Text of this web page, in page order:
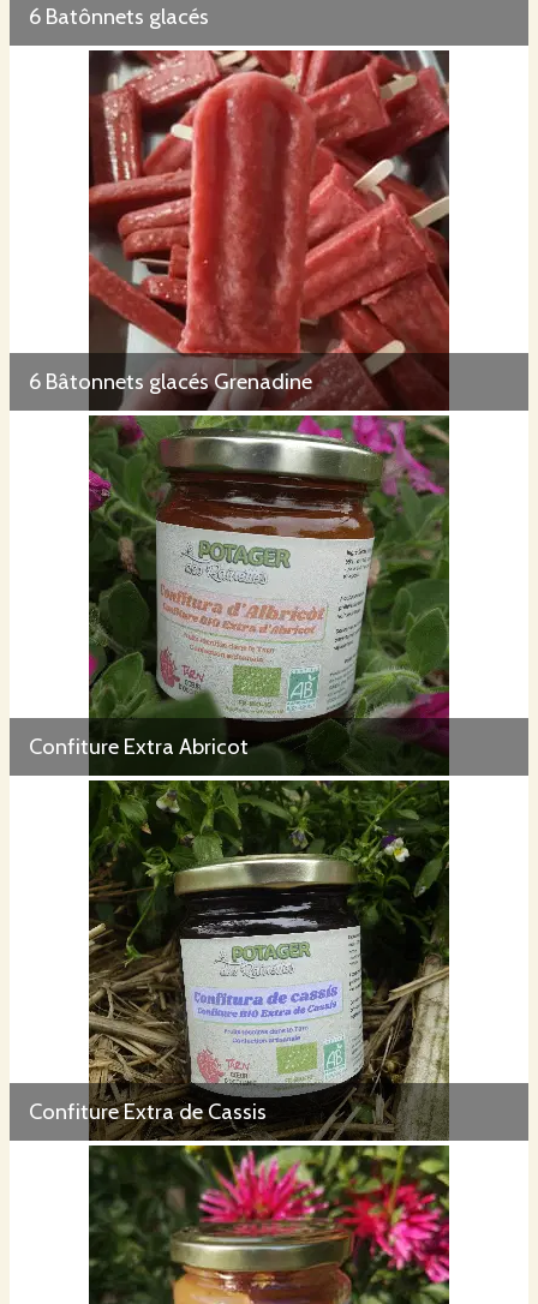
6 Batônnets glacés
6 Bâtonnets glacés Grenadine
Confiture Extra Abricot
Confiture Extra de Cassis